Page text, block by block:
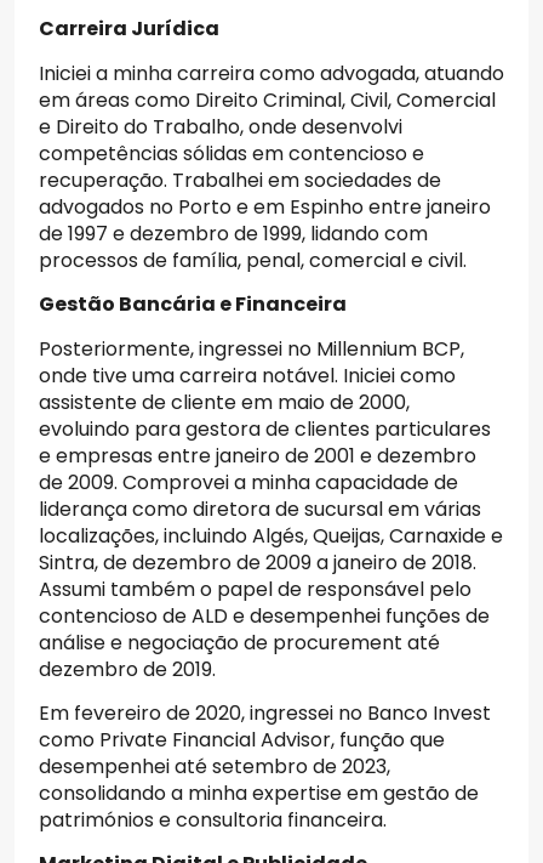
Carreira Jurídica
Iniciei a minha carreira como advogada, atuando
em áreas como Direito Criminal, Civil, Comercial
e Direito do Trabalho, onde desenvolvi
competências sólidas em contencioso e
recuperação. Trabalhei em sociedades de
advogados no Porto e em Espinho entre janeiro
de 1997 e dezembro de 1999, lidando com
processos de família, penal, comercial e civil.
Gestão Bancária e Financeira
Posteriormente, ingressei no Millennium BCP,
onde tive uma carreira notável. Iniciei como
assistente de cliente em maio de 2000,
evoluindo para gestora de clientes particulares
e empresas entre janeiro de 2001 e dezembro
de 2009. Comprovei a minha capacidade de
liderança como diretora de sucursal em várias
localizações, incluindo Algés, Queijas, Carnaxide e
Sintra, de dezembro de 2009 a janeiro de 2018.
Assumi também o papel de responsável pelo
contencioso de ALD e desempenhei funções de
análise e negociação de procurement até
dezembro de 2019.
Em fevereiro de 2020, ingressei no Banco Invest
como Private Financial Advisor, função que
desempenhei até setembro de 2023,
consolidando a minha expertise em gestão de
patrimónios e consultoria financeira.